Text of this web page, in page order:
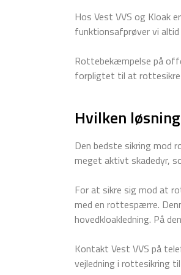
Hos Vest VVS og Kloak
funktionsafprøver vi
Rottebekæmpelse på
forpligtet til at
Hvilken
Den bedste sikring mod
meget aktivt skadedyr,
For at sikre sig mod at
med en rottespærre.
hovedkloakledning. På
Kontakt Vest VVS på
vejledning i rottesikring